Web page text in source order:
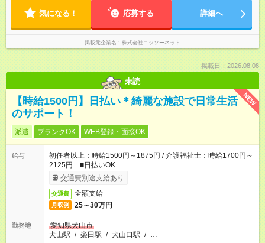
気になる！ 応募する 詳細へ
掲載元企業名 株式会社ニッソーネット
掲載日：2026.08.08
未読
NEW
【時給1500円】日払い＊綺麗な施設で日常生活
のサポート！
派遣 ブランクOK WEB登録・面接OK
給与
初任者以上：時給1500円～1875円 / 介護福祉士：時給1700円～
2125円 ■日払いOK
交通費別途支給あり
交通費 全額支給
月収例 25～30万円
勤務地
愛知県犬山市
犬山駅 / 楽田駅 / 犬山口駅 / …